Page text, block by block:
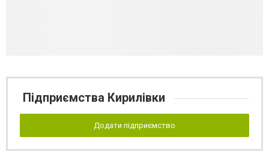
Підприємства Кирилівки
Додати підприємство